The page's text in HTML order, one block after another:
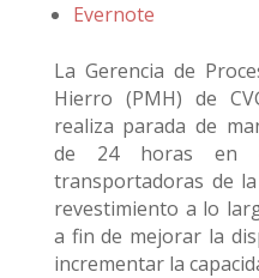
Evernote
La Gerencia de
Hierro (PMH) de
realiza parada de
de 24 horas en
transportadoras de
revestimiento a lo
a fin de mejorar la
incrementar la